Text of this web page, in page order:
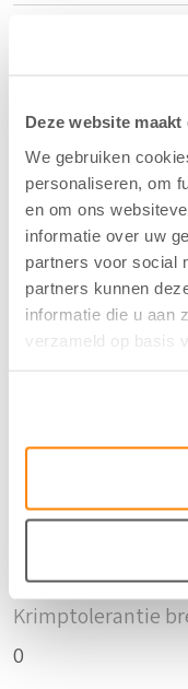
Deze website
We gebruiken
personaliseren, om
en om ons
informatie over uw
partners voor social
partners kunnen
informatie die u aan
verzameld op basis
Kleur
Taupe - 21
Breedte/hoogte
145 cm
Krimptolerantie
Krimptolerantie
0